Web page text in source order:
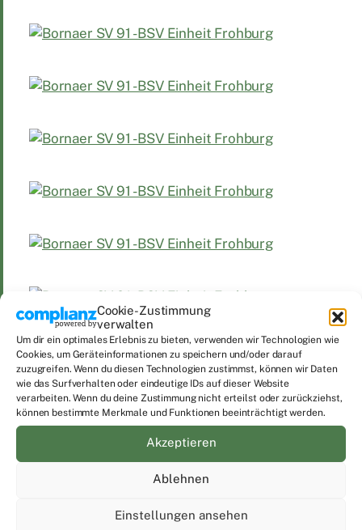
Cookie-Zustimmung
verwalten
Um dir ein optimales Erlebnis zu bieten, verwenden wir Technologien wie
Cookies, um Geräteinformationen zu speichern und/oder darauf
zuzugreifen. Wenn du diesen Technologien zustimmst, können wir Daten
wie das Surfverhalten oder eindeutige IDs auf dieser Website
verarbeiten. Wenn du deine Zustimmung nicht erteilst oder zurückziehst,
können bestimmte Merkmale und Funktionen beeinträchtigt werden.
Akzeptieren
Ablehnen
Einstellungen ansehen
Juni 12, 2023
Groundhopping
Bornaer SV 91